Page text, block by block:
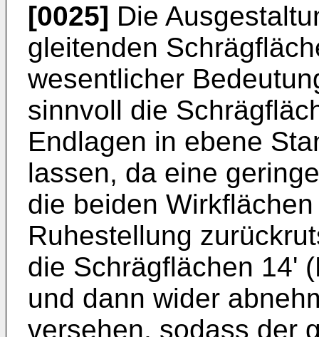
[0025] Die
gleitenden
wesentlicher
sinnvoll die
Endlagen in ebene
lassen, da eine
die beiden
Ruhestellung
die Schrägflächen 14'
und dann wider
versehen, sodass der